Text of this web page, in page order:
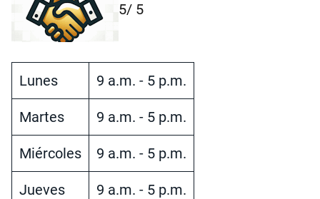
5/ 5
Lunes 9 a.m. - 5 p.m.
Martes 9 a.m. - 5 p.m.
Miércoles 9 a.m. - 5 p.m.
Jueves 9 a.m. - 5 p.m.